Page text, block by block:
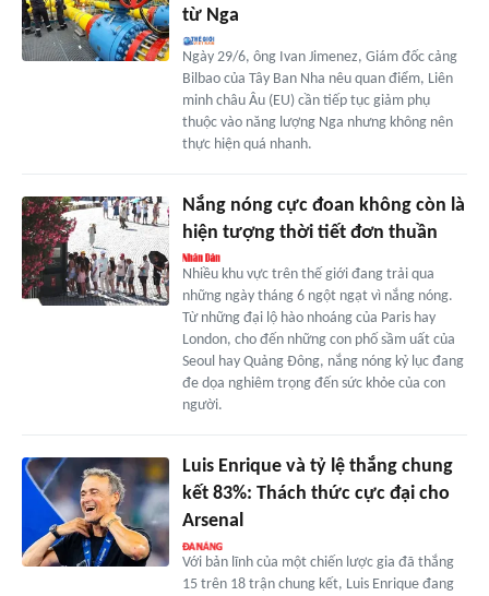
từ Nga
Ngày 29/6, ông Ivan Jimenez, Giám đốc cảng
Bilbao của Tây Ban Nha nêu quan điểm, Liên
minh châu Âu (EU) cần tiếp tục giảm phụ
thuộc vào năng lượng Nga nhưng không nên
thực hiện quá nhanh.
Nắng nóng cực đoan không còn là
hiện tượng thời tiết đơn thuần
Nhiều khu vực trên thế giới đang trải qua
những ngày tháng 6 ngột ngạt vì nắng nóng.
Từ những đại lộ hào nhoáng của Paris hay
London, cho đến những con phố sầm uất của
Seoul hay Quảng Đông, nắng nóng kỷ lục đang
đe dọa nghiêm trọng đến sức khỏe của con
người.
Luis Enrique và tỷ lệ thắng chung
kết 83%: Thách thức cực đại cho
Arsenal
Với bản lĩnh của một chiến lược gia đã thắng
15 trên 18 trận chung kết, Luis Enrique đang